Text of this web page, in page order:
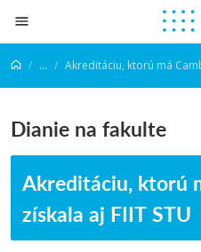
Prejsť na obsah
... Akreditáciu, ktorú má
Dianie na fakulte
Akreditáciu, ktorú
získala aj FIIT STU